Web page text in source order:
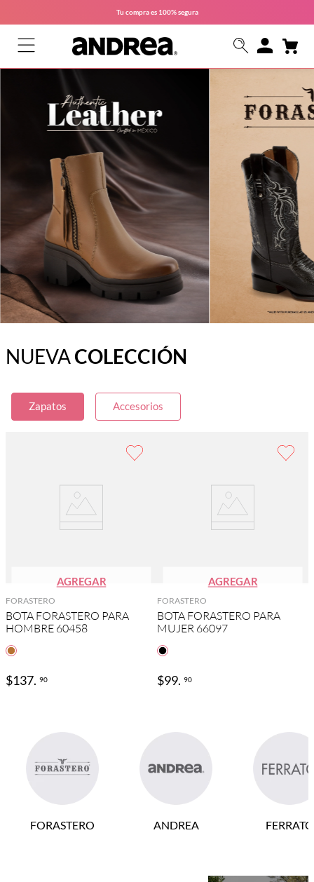
Tu compra es 100% segura
NUEVACOLECCIÓN
Zapatos Accesorios
AGREGAR
FORASTERO
BOTA FORASTERO PARA
HOMBRE 60458
$137. 90
AGREGAR
FORASTERO
BOTA FORASTERO PARA
MUJER 66097
$99. 90
FORASTERO ANDREA FERRATO